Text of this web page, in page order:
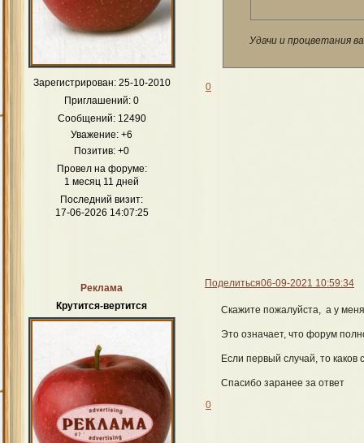
Зарегистрирован: 25-10-2010
Приглашений: 0
Сообщений:12490
Уважение: +6
Позитив: +0
Провел на форуме:
1 месяц 11 дней
Последний визит:
17-06-2026 14:07:25
Удачи и процветания
0
Поделиться06-09-2021 10:59:34
Реклама
Крутится-вертится
Скажите пожалуйста, а у
Это означает, что форум
Если первый случай, то
Спасибо заранее за ответ
0